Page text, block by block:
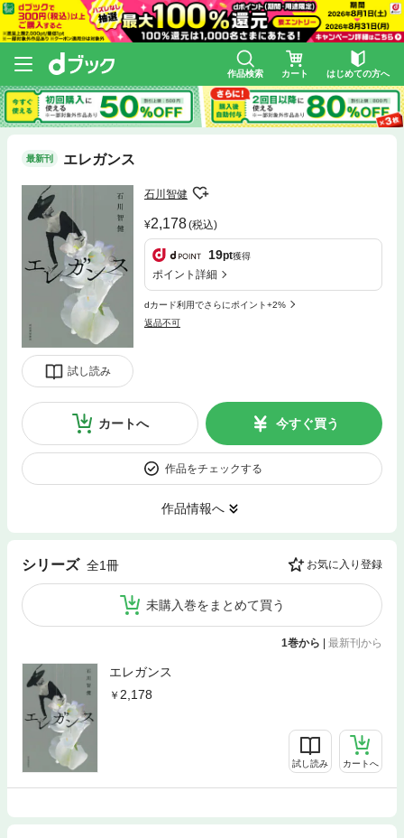
作品検索 カート はじめての方へ
最新刊 エレガンス
試し読み
石川智健
2,178(税込)
19pt獲得
ポイント詳細
dカード利用でさらにポイント+2%
返品不可
カートへ 今すぐ買う
作品をチェックする
作品情報へ
シリーズ 全1冊 お気に入り登録
未購入巻をまとめて買う
1巻から | 最新刊から
エレガンス
2,178
試し読み カートへ